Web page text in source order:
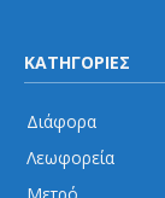
ΚΑΤΗΓΟΡΙΕΣ
Διάφορα
Λεωφορεία